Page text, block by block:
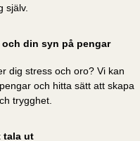
själv.
din syn på pengar
dig stress och oro? Vi kan
och hitta sätt att skapa
trygghet.
tala ut